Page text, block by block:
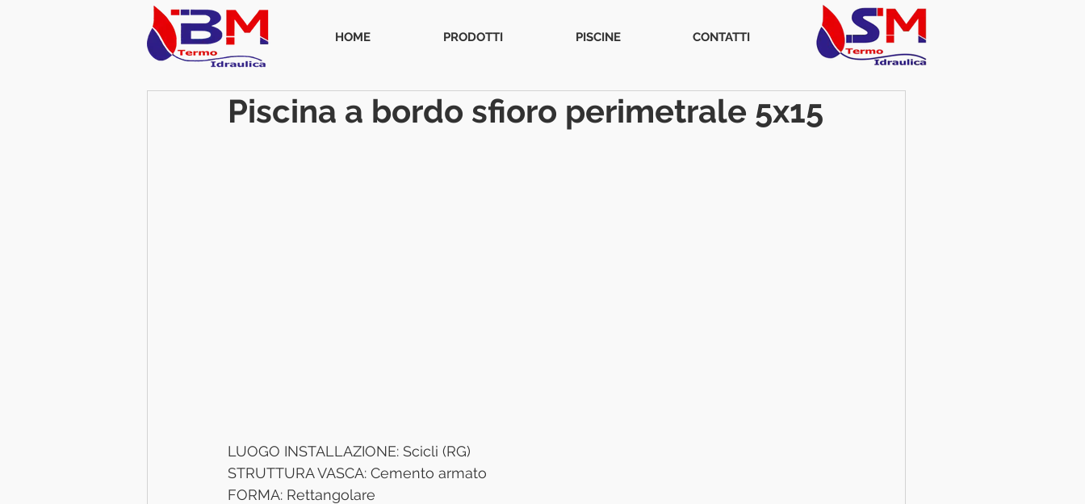
HOME PRODOTTI PISCINE CONTATTI
Piscina a bordo sfioro perimetrale 5x15
LUOGO INSTALLAZIONE: Scicli (RG)
STRUTTURA VASCA: Cemento armato
FORMA: Rettangolare